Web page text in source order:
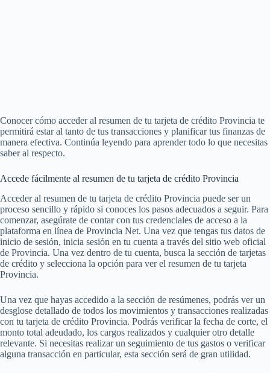
Conocer cómo acceder al resumen de tu tarjeta de crédito Provincia te
permitirá estar al tanto de tus transacciones y planificar tus finanzas de
manera efectiva. Continúa leyendo para aprender todo lo que necesitas
saber al respecto.
Accede fácilmente al resumen de tu tarjeta de crédito Provincia
Acceder al resumen de tu tarjeta de crédito Provincia puede ser un
proceso sencillo y rápido si conoces los pasos adecuados a seguir. Para
comenzar, asegúrate de contar con tus credenciales de acceso a la
plataforma en línea de Provincia Net. Una vez que tengas tus datos de
inicio de sesión, inicia sesión en tu cuenta a través del sitio web oficial
de Provincia. Una vez dentro de tu cuenta, busca la sección de tarjetas
de crédito y selecciona la opción para ver el resumen de tu tarjeta
Provincia.
Una vez que hayas accedido a la sección de resúmenes, podrás ver un
desglose detallado de todos los movimientos y transacciones realizadas
con tu tarjeta de crédito Provincia. Podrás verificar la fecha de corte, el
monto total adeudado, los cargos realizados y cualquier otro detalle
relevante. Si necesitas realizar un seguimiento de tus gastos o verificar
alguna transacción en particular, esta sección será de gran utilidad.